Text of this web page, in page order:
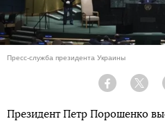
Пресс-служба президента Украины
Facebook
Президент Петр Порошенко